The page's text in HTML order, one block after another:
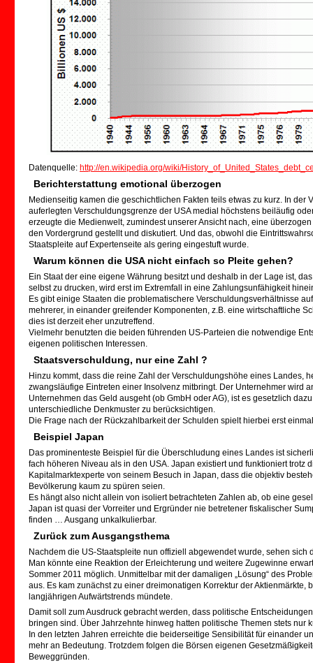
Datenquelle: http://en.wikipedia.org/wiki/
Berichterstattung emotional überzogen
Medienseitig kamen die geschichtlichen Fakten teils etwas zu kurz. In der
auferlegten Verschuldungsgrenze der USA medial höchstens beiläufig
erzeugte die Medienwelt, zumindest unserer Ansicht nach, eine
den Vordergrund gestellt und diskutiert. Und das, obwohl die
Staatspleite auf Expertenseite als gering eingestuft wurde.
Warum können die USA nicht einfach so Pleite gehen?
Ein Staat der eine eigene Währung besitzt und deshalb in der Lage ist,
selbst zu drucken, wird erst im Extremfall in eine Zahlungsunfähigkeit
Es gibt einige Staaten die problematischere Verschuldungsverhältnisse
mehrerer, in einander greifender Komponenten, z.B. eine wirtschaftliche
dies ist derzeit eher unzutreffend.
Vielmehr benutzten die beiden führenden US-Parteien die notwendige
eigenen politischen Interessen.
Staatsverschuldung, nur eine Zahl ?
Hinzu kommt, dass die reine Zahl der Verschuldungshöhe eines Landes,
zwangsläufige Eintreten einer Insolvenz mitbringt. Der Unternehmer wird
Unternehmen das Geld ausgeht (ob GmbH oder AG), ist es gesetzlich
unterschiedliche Denkmuster zu berücksichtigen.
Die Frage nach der Rückzahlbarkeit der Schulden spielt hierbei erst
Beispiel Japan
Das prominenteste Beispiel für die Überschludung eines Landes ist
fach höheren Niveau als in den USA. Japan existiert und funktioniert trotz
Kapitalmarktexperte von seinem Besuch in Japan, dass die objektiv
Bevölkerung kaum zu spüren seien.
Es hängt also nicht allein von isoliert betrachteten Zahlen ab, ob eine
Japan ist quasi der Vorreiter und Ergründer nie betretener fiskalischer
finden … Ausgang unkalkulierbar.
Zurück zum Ausgangsthema
Nachdem die US-Staatspleite nun offiziell abgewendet wurde, sehen sich
Man könnte eine Reaktion der Erleichterung und weitere Zugewinne
Sommer 2011 möglich. Unmittelbar mit der damaligen „Lösung“ des
aus. Es kam zunächst zu einer dreimonatigen Korrektur der
langjährigen Aufwärtstrends mündete.
Damit soll zum Ausdruck gebracht werden, dass politische
bringen sind. Über Jahrzehnte hinweg hatten politische Themen stets nur
In den letzten Jahren erreichte die beiderseitige Sensibilität für einander
mehr an Bedeutung. Trotzdem folgen die Börsen eigenen
Beweggründen.